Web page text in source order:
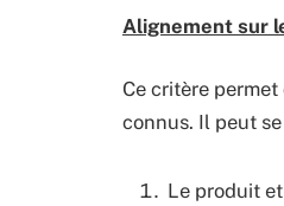
Alignement sur
Ce critère
connus. Il peut
Le produit